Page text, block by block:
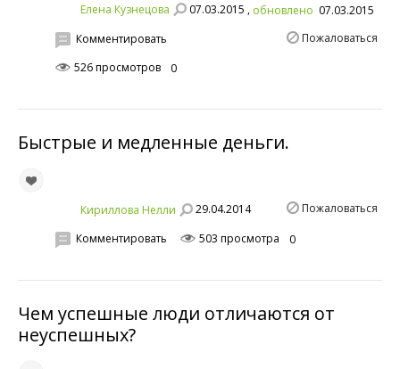
Елена Кузнецова 07.03.2015 , обновлено 07.03.2015
Пожаловаться
Комментировать
526 просмотров
0
Быстрые и медленные деньги.
Кириллова Нелли 29.04.2014 Пожаловаться
Комментировать 503 просмотра 0
Чем успешные люди отличаются от
неуспешных?